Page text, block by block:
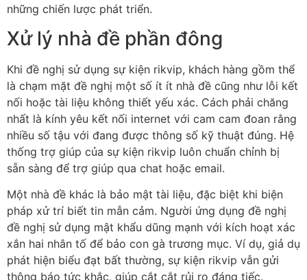
những chiến lược phát triển.
Xử lý nhà đề phần đông
Khi đề nghị sử dụng sự kiện rikvip, khách hàng gồm thể
là chạm mặt đề nghị một số ít ít nhà đề cũng như lỗi kết
nối hoặc tài liệu không thiết yếu xác. Cách phải chăng
nhất là kính yêu kết nối internet với cam cam đoan rằng
nhiều số tậu với đang được thông số kỹ thuật đúng. Hệ
thống trợ giúp của sự kiện rikvip luôn chuẩn chỉnh bị
sẵn sàng để trợ giúp qua chat hoặc email.
Một nhà đề khác là bảo mật tài liệu, đặc biệt khi biện
pháp xử trí biết tin mẫn cảm. Người ứng dụng đề nghị
đề nghị sử dụng mật khẩu dũng mạnh với kích hoạt xác
xắn hai nhân tố để bảo con gà trương mục. Ví dụ, giả dụ
phát hiện biểu đạt bất thường, sự kiện rikvip vẫn gửi
thông báo tức khắc, giúp cắt cắt rủi ro đáng tiếc.